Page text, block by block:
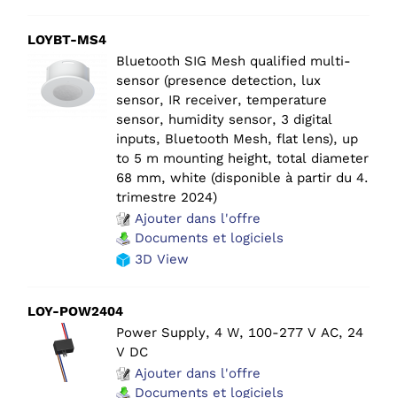
LOYBT-MS4
Bluetooth SIG Mesh qualified multi-
sensor (presence detection, lux
sensor, IR receiver, temperature
sensor, humidity sensor, 3 digital
inputs, Bluetooth Mesh, flat lens), up
to 5 m mounting height, total diameter
68 mm, white (disponible à partir du 4.
trimestre 2024)
Ajouter dans l'offre
Documents et logiciels
3D View
LOY-POW2404
Power Supply, 4 W, 100-277 V AC, 24
V DC
Ajouter dans l'offre
Documents et logiciels